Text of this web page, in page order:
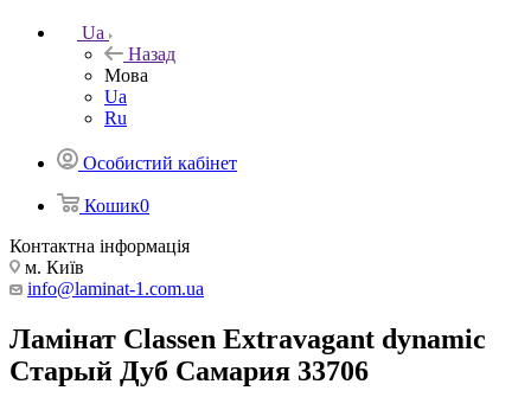
Ua
Назад
Мова
Ua
Ru
Особистий кабінет
Кошик0
Контактна інформація
м. Київ
info@laminat-1.com.ua
Ламінат Classen Extravagant dynamic
Старый Дуб Самария 33706